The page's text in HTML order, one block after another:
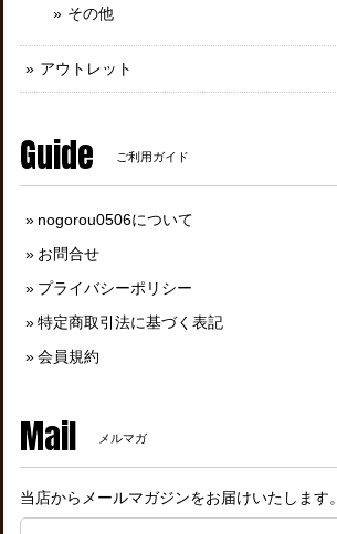
その他
アウトレット
Guide ご利用ガイド
nogorou0506について
お問合せ
プライバシーポリシー
特定商取引法に基づく表記
会員規約
Mail メルマガ
当店からメールマガジンをお届けいたします。